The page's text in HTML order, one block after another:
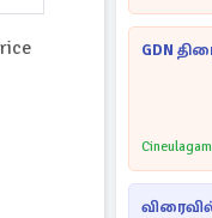
GDN
Cineulagam